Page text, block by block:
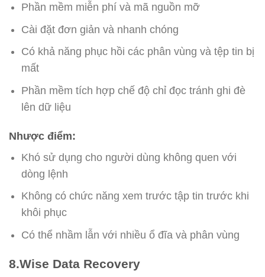
Phần mềm miễn phí và mã nguồn mỡ
Cài đặt đơn giản và nhanh chóng
Có khả năng phục hồi các phân vùng và tệp tin bị
mất
Phần mềm tích hợp chế độ chỉ đọc tránh ghi đè
lên dữ liệu
Nhược điểm:
Khó sử dụng cho người dùng không quen với
dòng lệnh
Không có chức năng xem trước tập tin trước khi
khôi phục
Có thể nhầm lẫn với nhiều ổ đĩa và phân vùng
8.Wise Data Recovery